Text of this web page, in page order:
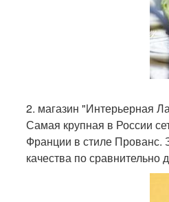
2. магазин "Интерьерная
Самая крупная в России
Франции в стиле Прованс.
качества по сравнительно